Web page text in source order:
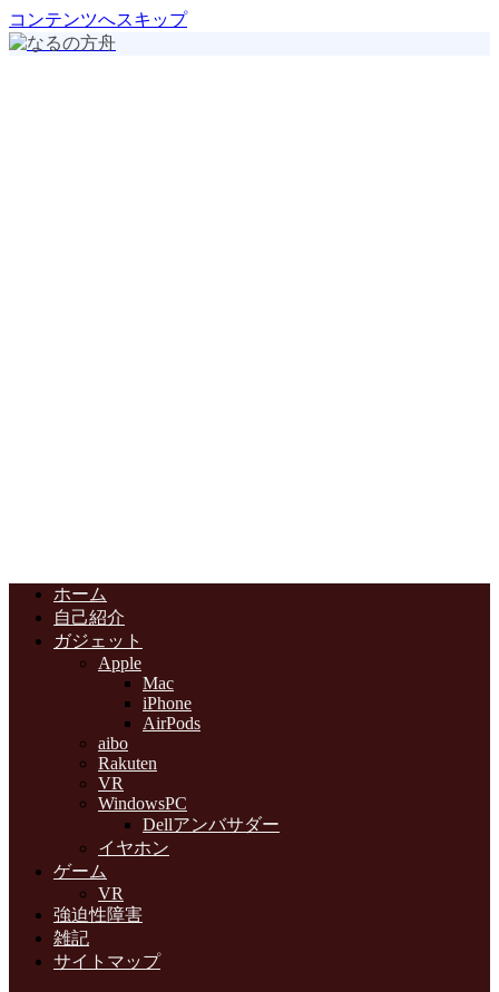
コンテンツへスキップ
ホーム
自己紹介
ガジェット
Apple
Mac
iPhone
AirPods
aibo
Rakuten
VR
WindowsPC
Dellアンバサダー
イヤホン
ゲーム
VR
強迫性障害
雑記
サイトマップ